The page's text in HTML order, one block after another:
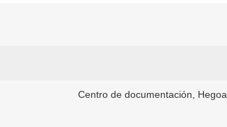
Centro de documentación, Hegoa